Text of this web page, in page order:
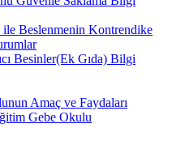
ile Beslenmenin Kontrendike
Besinler(Ek Gıda) Bilgi
Amaç ve Faydaları
Gebe Okulu